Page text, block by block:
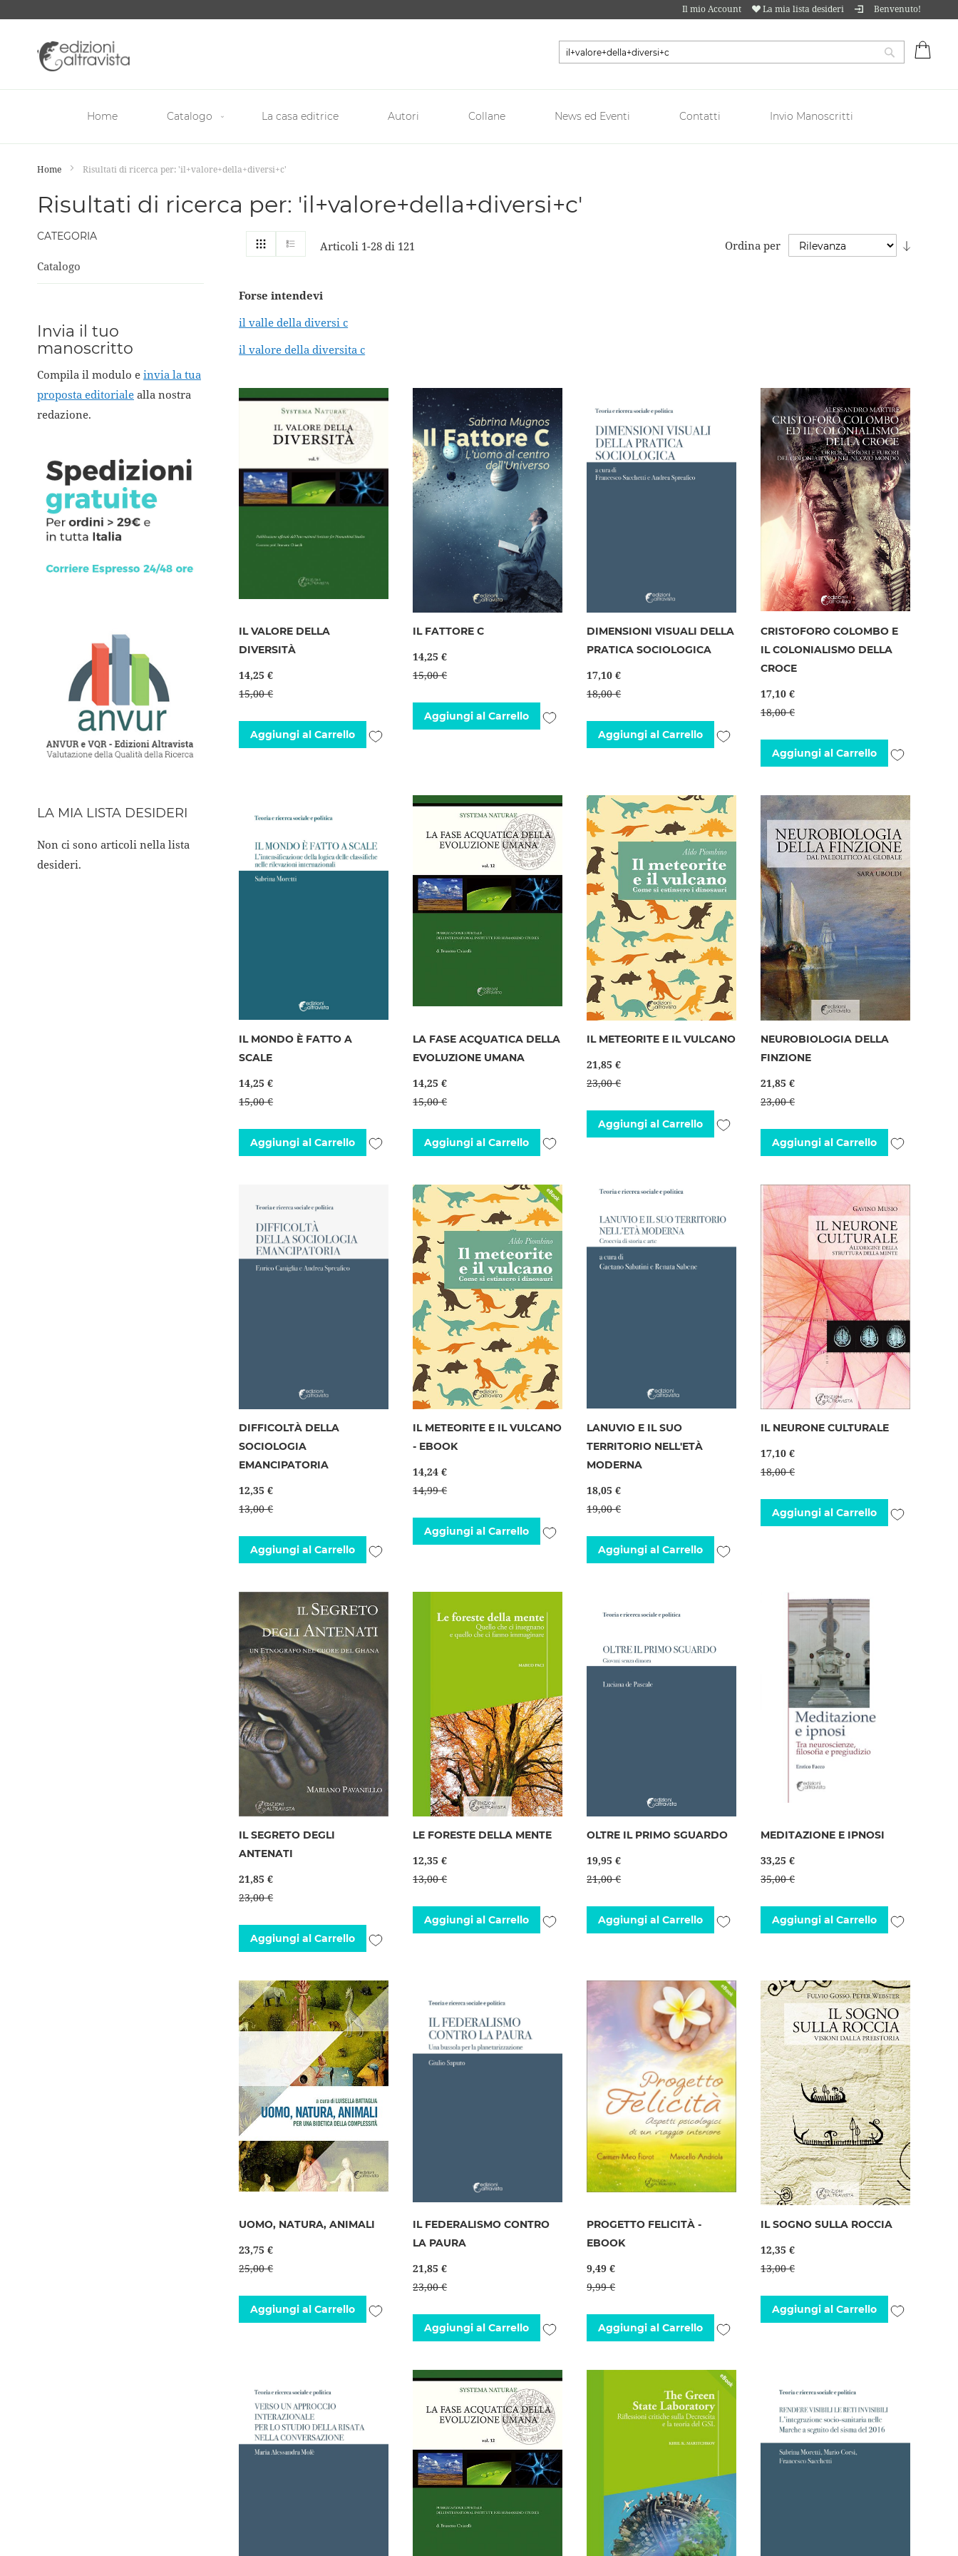
Il mio Account La mia lista desideri Benvenuto!
contenuto
Home Catalogo La casa editrice Autori Collane News ed Eventi Contatti Invio Manoscritti
Home Risultati di ricerca per: 'il+valore+della+diversi+c'
Risultati di ricerca per: 'il+valore+della+diversi+c'
Mostra
come
Griglia Articoli 1-28 di 121 Ordina per
Forse intendevi
il valle della diversi c
il valore della diversita c
IL VALORE DELLA
DIVERSITÀ
14,25 €
15,00 €
Aggiungi al Carrello
Aggiungi
desideri
IL FATTORE C
14,25 €
15,00 €
Aggiungi al Carrello
Aggiungi
DIMENSIONI VISUALI DELLA
PRATICA SOCIOLOGICA
17,10 €
18,00 €
Aggiungi al Carrello
Aggiungi
desideri
CRISTOFORO COLOMBO E
IL COLONIALISMO DELLA
CROCE
17,10 €
18,00 €
Aggiungi al Carrello
Aggiungi
lista
IL MONDO È FATTO A
SCALE
14,25 €
15,00 €
Aggiungi al Carrello
Aggiungi
desideri
LA FASE ACQUATICA DELLA
EVOLUZIONE UMANA
14,25 €
15,00 €
Aggiungi al Carrello
Aggiungi
lista
desideri
IL METEORITE E IL VULCANO
21,85 €
23,00 €
Aggiungi al Carrello
Aggiungi
desideri
NEUROBIOLOGIA DELLA
FINZIONE
21,85 €
23,00 €
Aggiungi al Carrello
Aggiungi
desideri
DIFFICOLTÀ DELLA
SOCIOLOGIA
EMANCIPATORIA
12,35 €
13,00 €
Aggiungi al Carrello
Aggiungi
IL METEORITE E IL VULCANO
- EBOOK
14,24 €
14,99 €
Aggiungi al Carrello
Aggiungi
LANUVIO E IL SUO
TERRITORIO NELL'ETÀ
MODERNA
18,05 €
19,00 €
Aggiungi al Carrello
Aggiungi
IL NEURONE CULTURALE
17,10 €
18,00 €
Aggiungi al Carrello
Aggiungi
IL SEGRETO DEGLI
ANTENATI
21,85 €
23,00 €
Aggiungi al Carrello
Aggiungi
lista
desideri
LE FORESTE DELLA MENTE
12,35 €
13,00 €
Aggiungi al Carrello
Aggiungi
desideri
OLTRE IL PRIMO SGUARDO
19,95 €
21,00 €
Aggiungi al Carrello
Aggiungi
desideri
MEDITAZIONE E IPNOSI
33,25 €
35,00 €
Aggiungi al Carrello
Aggiungi
desideri
UOMO, NATURA, ANIMALI
23,75 €
25,00 €
Aggiungi al Carrello
Aggiungi
desideri
IL FEDERALISMO CONTRO
LA PAURA
21,85 €
23,00 €
Aggiungi al Carrello
Aggiungi
lista
PROGETTO FELICITÀ -
EBOOK
9,49 €
9,99 €
Aggiungi al Carrello
Aggiungi
IL SOGNO SULLA ROCCIA
12,35 €
13,00 €
Aggiungi al Carrello
Aggiungi
CATEGORIA
Catalogo
Invia il tuo
manoscritto
Compila il modulo e invia la tua
proposta editoriale alla nostra
redazione.
LA MIA LISTA DESIDERI
Non ci sono articoli nella lista
desideri.